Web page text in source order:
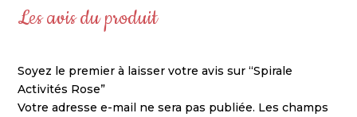
Les avis du produit
Soyez le premier à laisser votre avis sur “Spirale
Activités Rose”
Votre adresse e-mail ne sera pas publiée. Les champs